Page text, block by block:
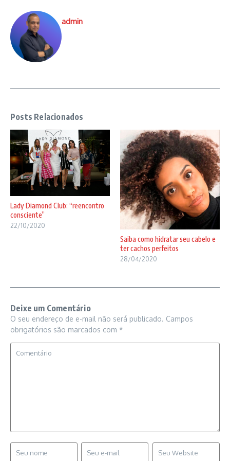
admin
Posts Relacionados
Lady Diamond Club: “reencontro
consciente”
22/10/2020
Saiba como hidratar seu cabelo e
ter cachos perfeitos
28/04/2020
Deixe um Comentário
O seu endereço de e-mail não será publicado. Campos
obrigatórios são marcados com *